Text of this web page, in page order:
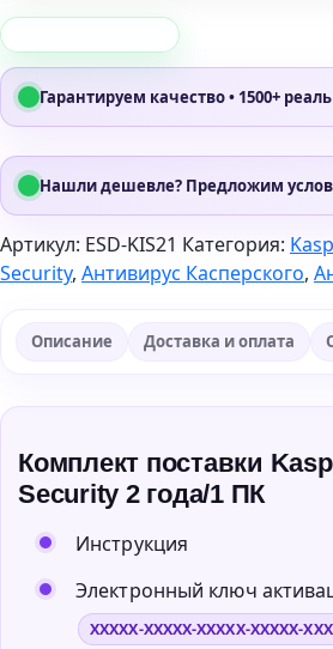
Гарантируем качество • 1500+
Нашли дешевле? Предложим
Артикул: ESD-KIS21 Категория:
Security, Антивирус Касперского,
Описание Доставка и оплата
Комплект поставки
Security 2 года/1 ПК
Инструкция
Электронный ключ
XXXXX-XXXXX-XXXXX-XXXXX-